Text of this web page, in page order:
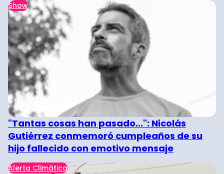
Show
"Tantas cosas han pasado...": Nicolás
Gutiérrez conmemoró cumpleaños de su
hijo fallecido con emotivo mensaje
Alerta Climática